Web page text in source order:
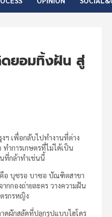
ดยอมทิ้งฝัน สู่
ฯ เพื่อกลับไปทำงานที่ต่าง
ำการเกษตรที่ไม่ได้เป็น
ที่กล้าทำเช่นนี้
คือ บุซรอ บาซอ บัณฑิตสาขา
กกองถ่ายละคร วางความฝัน
รกรหญิง
าดผักสลัดที่ปลูกรูปแบบไฮโดร